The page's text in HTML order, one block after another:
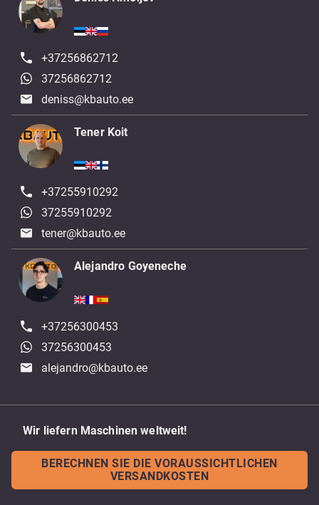
+37256862712
37256862712
deniss@kbauto.ee
Tener Koit
+37255910292
37255910292
tener@kbauto.ee
Alejandro Goyeneche
+37256300453
37256300453
alejandro@kbauto.ee
Wir liefern Maschinen weltweit!
BERECHNEN SIE DIE VORAUSSICHTLICHEN
VERSANDKOSTEN